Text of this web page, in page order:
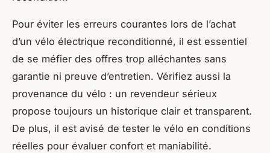
Pour éviter les erreurs courantes lors de l’achat
d’un vélo électrique reconditionné, il est essentiel
de se méfier des offres trop alléchantes sans
garantie ni preuve d’entretien. Vérifiez aussi la
provenance du vélo : un revendeur sérieux
propose toujours un historique clair et transparent.
De plus, il est avisé de tester le vélo en conditions
réelles pour évaluer confort et maniabilité.